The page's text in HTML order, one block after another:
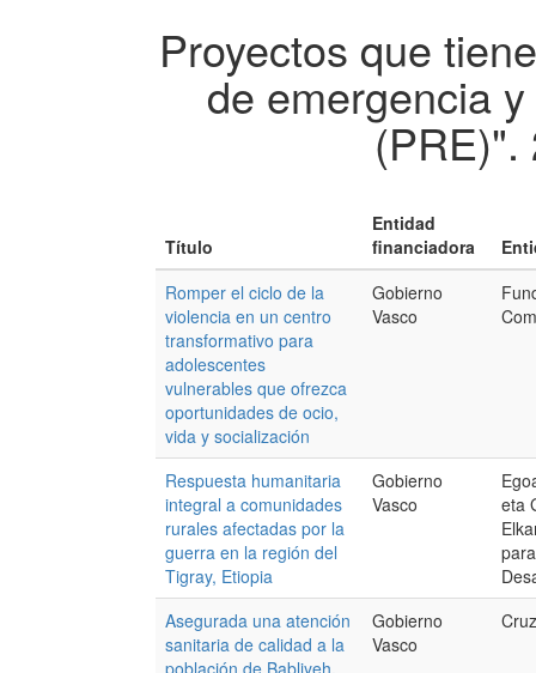
Proyectos que
de emergencia
(PRE)".
Título
Entidad
financiadora
Romper el ciclo de la
violencia en un centro
transformativo para
adolescentes
vulnerables que ofrezca
oportunidades de ocio,
vida y socialización
Gobierno
Vasco
Respuesta humanitaria
integral a comunidades
rurales afectadas por la
guerra en la región del
Tigray, Etiopia
Gobierno
Vasco
eta
Asegurada una atención
sanitaria de calidad a la
población de Babliyeh,
Gobierno
Vasco